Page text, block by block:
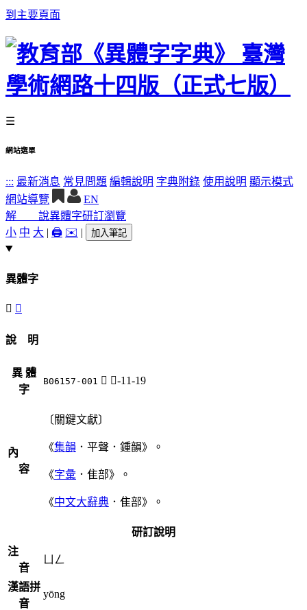
到主要頁面
☰
網站選單
::: 最新消息 常見問題 編輯說明 字典附錄 使用說明 顯示模式
網站導覽
EN
解 說異體字研訂瀏覽
小 中 大 | 🖨️ ✉️ | 加入筆記
異體字
𩀬 𪅟
說 明
異 體
字
B06157-001 𩀬 隹-11-19
內
容
〔關鍵文獻〕
《集韻 ．平聲．鍾韻》。
《字彙 ．隹部》。
《中文大辭典 ．隹部》。
研訂說明
注
音
ㄩㄥ
漢語拼
音
yōng